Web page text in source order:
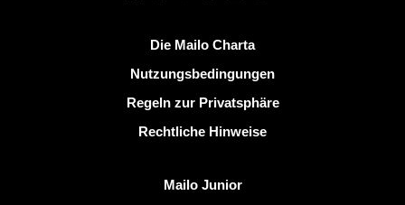
Die Mailo Charta
Nutzungsbedingungen
Regeln zur Privatsphäre
Rechtliche Hinweise
Mailo Junior